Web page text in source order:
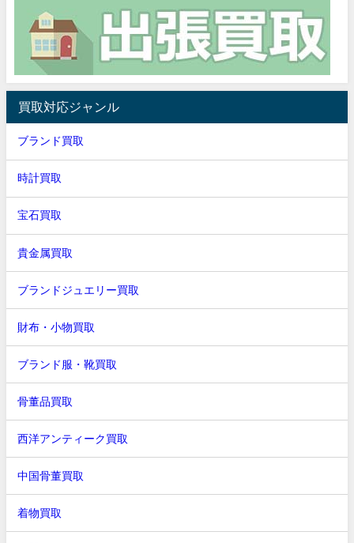
買取対応ジャンル
ブランド買取
時計買取
宝石買取
貴金属買取
ブランドジュエリー買取
財布・小物買取
ブランド服・靴買取
骨董品買取
西洋アンティーク買取
中国骨董買取
着物買取